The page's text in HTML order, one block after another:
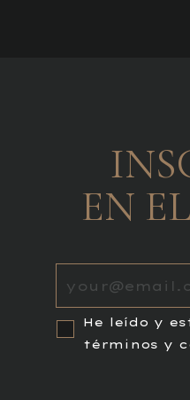
EN
He leído y
términos y